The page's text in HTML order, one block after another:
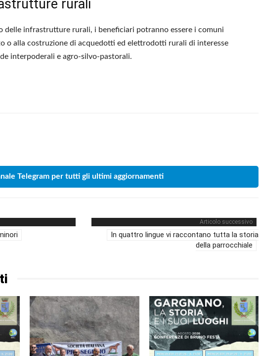
rurali
delle infrastrutture rurali, i beneficiari potranno essere i comuni
o alla costruzione di acquedotti ed elettrodotti rurali di interesse
interpoderali e agro-silvo-pastorali.
Telegram per tutti gli ultimi aggiornamenti
Articolo successivo
In quattro lingue vi raccontano tutta la storia
della parrocchiale